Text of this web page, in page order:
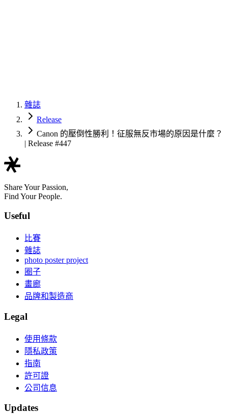
雜誌
Release
Canon 的壓倒性勝利！征服無反市場的原因是什麼？
| Release #447
Share Your Passion,
Find Your People.
Useful
比賽
雜誌
photo poster project
圈子
畫廊
品牌和製造商
Legal
使用條款
隱私政策
指南
許可證
公司信息
Updates